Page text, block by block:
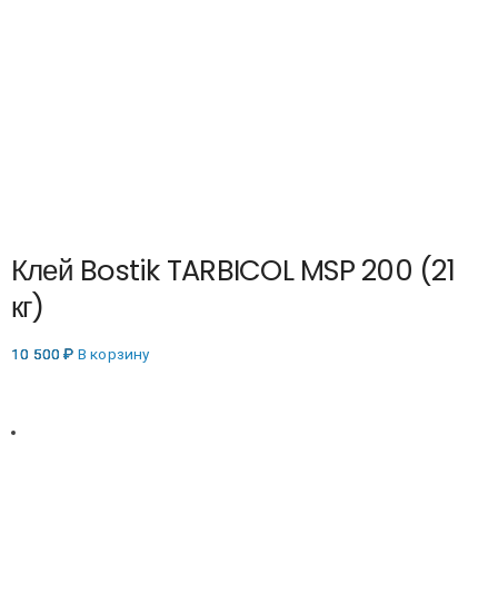
Клей Bostik TARBICOL MSP 200 (21
кг)
10 500₽ В корзину